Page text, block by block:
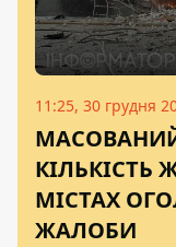
11:25, 30 грудня
МАСОВАНИЙ
КІЛЬКІСТЬ
МІСТАХ
ЖАЛОБИ